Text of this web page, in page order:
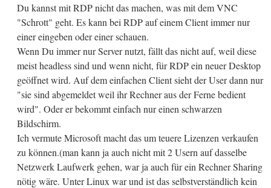
Du kannst mit RDP nicht das machen, was mit dem VNC
"Schrott" geht. Es kann bei RDP auf einem Client immer nur
einer eingeben oder einer schauen.
Wenn Du immer nur Server nutzt, fällt das nicht auf, weil diese
meist headless sind und wenn nicht, für RDP ein neuer Desktop
geöffnet wird. Auf dem einfachen Client sieht der User dann nur
"sie sind abgemeldet weil ihr Rechner aus der Ferne bedient
wird". Oder er bekommt einfach nur einen schwarzen
Bildschirm.
Ich vermute Microsoft macht das um teuere Lizenzen verkaufen
zu können.(man kann ja auch nicht mit 2 Usern auf dasselbe
Netzwerk Laufwerk gehen, war ja auch für ein Rechner Sharing
nötig wäre. Unter Linux war und ist das selbstverständlich kein